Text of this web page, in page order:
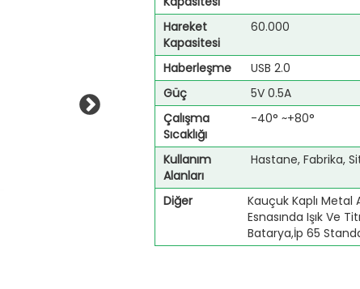
Hareket
Kapasitesi
60.000
Haberleşme
USB 2.0
Güç
5V 0.5A
Çalışma
Sıcaklığı
-40° ~+80°
Kullanım
Alanları
Hastane, Fabrika,
Diğer
Kauçuk Kaplı Metal
Esnasında Işık Ve
Batarya,İp 65